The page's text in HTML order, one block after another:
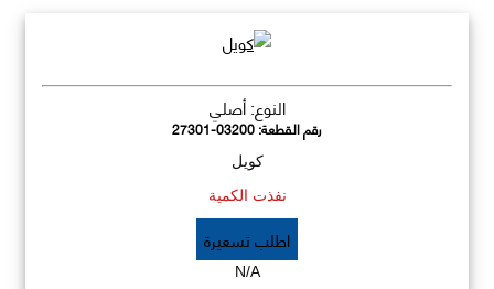
النوع: أصلي
رقم القطعة:27301-03200
كويل
نفذت الكمية
اطلب تسعيرة
N/A